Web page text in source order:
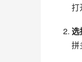
打
选
拼